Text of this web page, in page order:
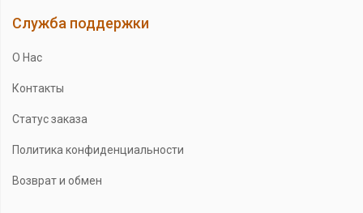
Служба поддержки
О Нас
Контакты
Статус заказа
Политика конфиденциальности
Возврат и обмен